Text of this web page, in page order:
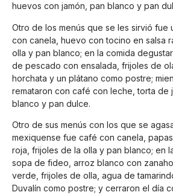
huevos con jamón, pan blanco y pan
Otro de los menús que se les sirvió fue
con canela, huevo con tocino en salsa
olla y pan blanco; en la comida
de pescado con ensalada, frijoles de
horchata y un plátano como postre;
remataron con café con leche, torta de
blanco y pan dulce.
Otro de sus menús con los que se
mexiquense fue café con canela,
roja, frijoles de la olla y pan blanco; en
sopa de fideo, arroz blanco con
verde, frijoles de olla, agua de
Duvalín como postre; y cerraron el día